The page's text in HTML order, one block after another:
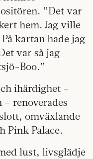
”Det var
hem. Jag ville
kartan hade jag
var så jag
Boo.”
ihärdighet –
renoverades
omväxlande
Pink Palace.
lust, livsglädje